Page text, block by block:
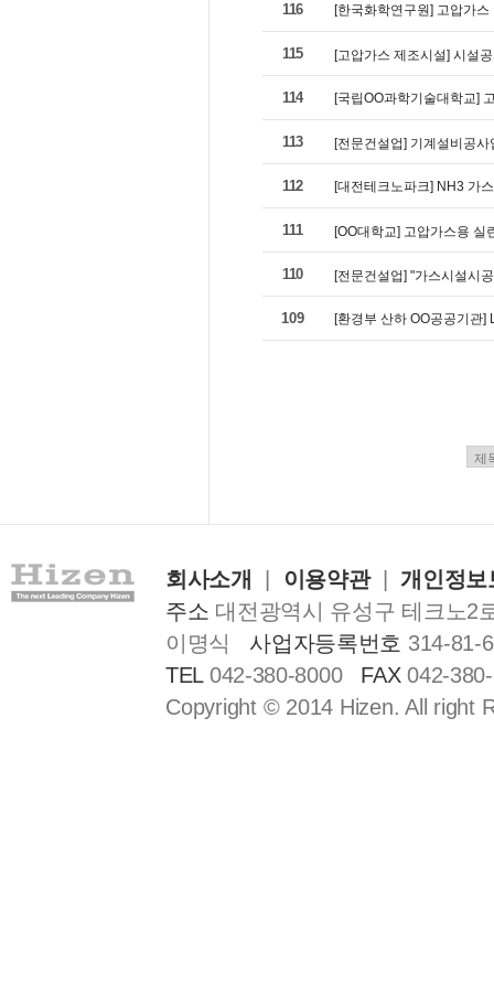
116 [한국화학연구원] 고압가
115 [고압가스 제조시설] 시설
114 [국립OO과학기술대학교]
113 [전문건설업] 기계설비공
112 [대전테크노파크] NH3 가
111 [OO대학교] 고압가스용 실
110 [전문건설업] "가스시설시
109 [환경부 산하 OO공공기관
회사소개 이용약관|개인정보
주소 대전광역시 유성구 테크노
이명식 사업자등록번호 314-81-
TEL042-380-8000 FAX042-
Copyright © 2014 Hizen. All right